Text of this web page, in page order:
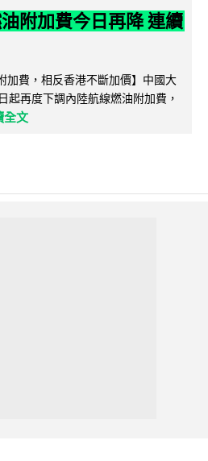
附加費今日再降 連續
加費，相反香港不斷加價】中國大
起再度下調內陸航線燃油附加費，
全文